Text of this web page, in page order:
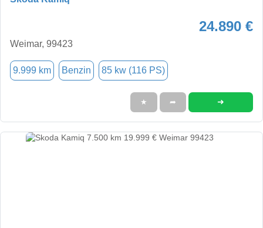
24.890 €
Weimar, 99423
9.999 km Benzin 85 kw (116 PS)
★ ➦ ➜